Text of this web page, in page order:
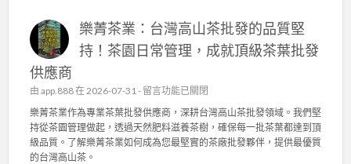
樂菁茶業：台灣高山茶批發的品質堅
持！茶園日常管理，成就頂級茶葉批發
供應商
由 app.888在 2026-07-31 - 在
〈
樂
菁
茶
留言功能已關閉
樂菁茶業作為專業茶葉批發供應商，深耕台灣高山茶批發領域。我們堅
持從茶園管理做起，透過天然肥料滋養茶樹，確保每一批茶葉都達到頂
級品質。了解樂菁茶業如何成為您最堅實的茶廠批發夥伴，提供最優質
的台灣高山茶。